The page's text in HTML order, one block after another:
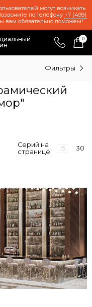
могут возникать
по телефону +7 (499)
вам обязательно поможем!
0
Фильтры
Серий на
странице:
15 30